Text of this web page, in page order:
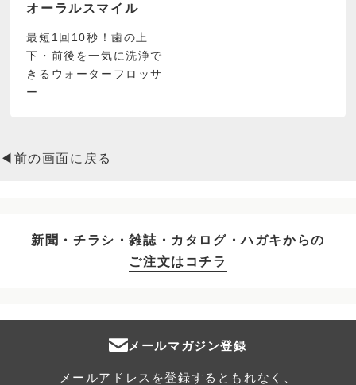
オーラルスマイル
最短1回10秒！歯の上
下・前後を一気に洗浄で
きるウォーターフロッサ
ー
◀前の画面に戻る
新聞・チラシ・雑誌・カタログ・ハガキからの
ご注文はコチラ
メールマガジン登録
メールアドレスを登録するともれなく、